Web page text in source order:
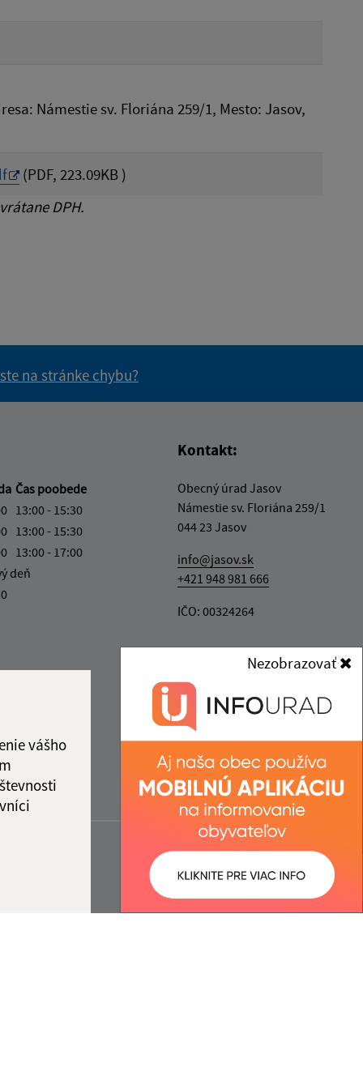
vášho
Nezobrazovať
Námestie sv. Floriána 259/1, Mesto: Jasov,
(PDF, 223.09KB )
DPH.
na stránke chybu?
Čas poobede
13:00 - 15:30
13:00 - 15:30
13:00 - 17:00
deň
Kontakt:
Obecný úrad Jasov
Námestie sv. Floriána 259/1
044 23 Jasov
info@jasov.sk
+421 948 981 666
IČO: 00324264